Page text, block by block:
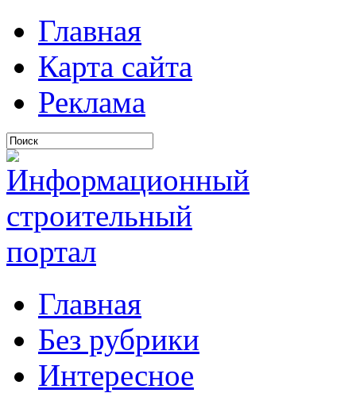
Главная
Карта сайта
Реклама
Главная
Без рубрики
Интересное